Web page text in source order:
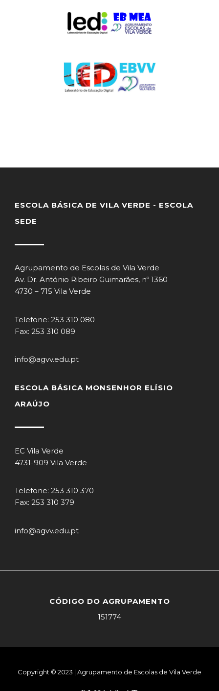
ESCOLA BÁSICA DE VILA VERDE - ESCOLA
SEDE
Agrupamento de Escolas de Vila Verde
Av. Dr. António Ribeiro Guimarães, nº 1360
4730 – 715 Vila Verde
Telefone: 253 310 080
Fax: 253 310 089
info@agvv.edu.pt
ESCOLA BÁSICA MONSENHOR ELÍSIO
ARAÚJO
EC Vila Verde
4731-909 Vila Verde
Telefone: 253 310 370
Fax: 253 310 379
info@agvv.edu.pt
CÓDIGO DO AGRUPAMENTO
151774
Copyright © 2023 | Agrupamento de Escolas de Vila Verde